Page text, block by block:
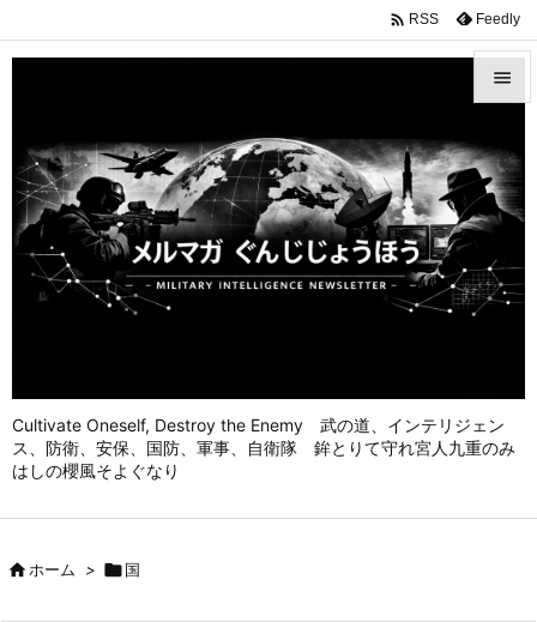
Cultivate Oneself, Destroy the Enemy 武の道、インテリジェン
ス、防衛、安保、国防、軍事、自衛隊 鉾とりて守れ宮人九重のみ
はしの櫻風そよぐなり

メニュ

前へ
次へ

 RSS Feedly
ホーム > 国